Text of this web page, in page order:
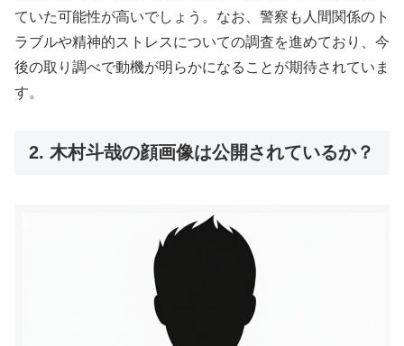
ていた可能性が高いでしょう。なお、警察も人間関係のト
ラブルや精神的ストレスについての調査を進めており、今
後の取り調べで動機が明らかになることが期待されていま
す。
2. 木村斗哉の顔画像は公開されているか？